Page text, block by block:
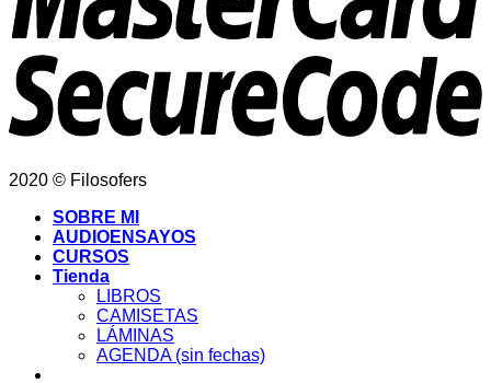
2020 © Filosofers
SOBRE MI
AUDIOENSAYOS
CURSOS
Tienda
LIBROS
CAMISETAS
LÁMINAS
AGENDA (sin fechas)